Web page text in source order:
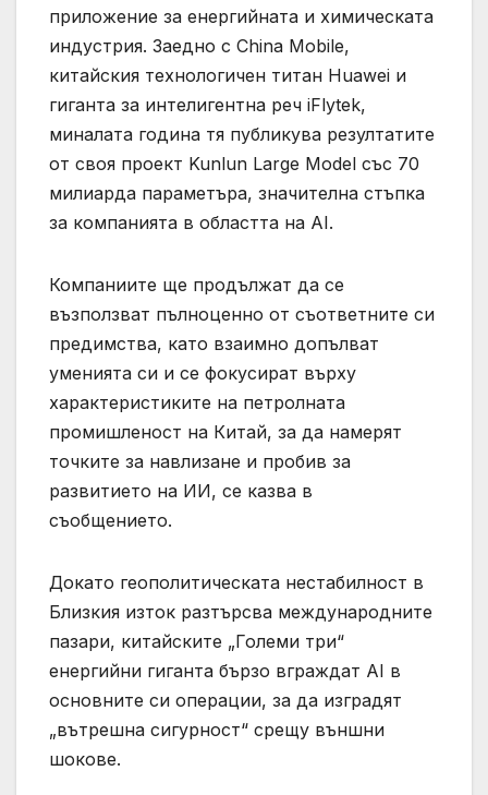
приложение за енергийната и химическата
индустрия. Заедно с China Mobile,
китайския технологичен титан Huawei и
гиганта за интелигентна реч iFlytek,
миналата година тя публикува резултатите
от своя проект Kunlun Large Model със 70
милиарда параметъра, значителна стъпка
за компанията в областта на AI.
Компаниите ще продължат да се
възползват пълноценно от съответните си
предимства, като взаимно допълват
уменията си и се фокусират върху
характеристиките на петролната
промишленост на Китай, за да намерят
точките за навлизане и пробив за
развитието на ИИ, се казва в
съобщението.
Докато геополитическата нестабилност в
Близкия изток разтърсва международните
пазари, китайските „Големи три“
енергийни гиганта бързо вграждат AI в
основните си операции, за да изградят
„вътрешна сигурност“ срещу външни
шокове.